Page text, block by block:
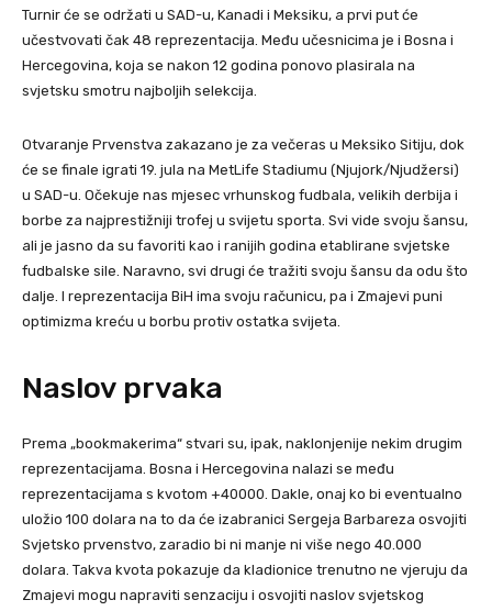
Turnir će se održati u SAD-u, Kanadi i Meksiku, a prvi put će
učestvovati čak 48 reprezentacija. Među učesnicima je i Bosna i
Hercegovina, koja se nakon 12 godina ponovo plasirala na
svjetsku smotru najboljih selekcija.
Otvaranje Prvenstva zakazano je za večeras u Meksiko Sitiju, dok
će se finale igrati 19. jula na MetLife Stadiumu (Njujork/Njudžersi)
u SAD-u. Očekuje nas mjesec vrhunskog fudbala, velikih derbija i
borbe za najprestižniji trofej u svijetu sporta. Svi vide svoju šansu,
ali je jasno da su favoriti kao i ranijih godina etablirane svjetske
fudbalske sile. Naravno, svi drugi će tražiti svoju šansu da odu što
dalje. I reprezentacija BiH ima svoju računicu, pa i Zmajevi puni
optimizma kreću u borbu protiv ostatka svijeta.
Naslov prvaka
Prema „bookmakerima“ stvari su, ipak, naklonjenije nekim drugim
reprezentacijama. Bosna i Hercegovina nalazi se među
reprezentacijama s kvotom +40000. Dakle, onaj ko bi eventualno
uložio 100 dolara na to da će izabranici Sergeja Barbareza osvojiti
Svjetsko prvenstvo, zaradio bi ni manje ni više nego 40.000
dolara. Takva kvota pokazuje da kladionice trenutno ne vjeruju da
Zmajevi mogu napraviti senzaciju i osvojiti naslov svjetskog